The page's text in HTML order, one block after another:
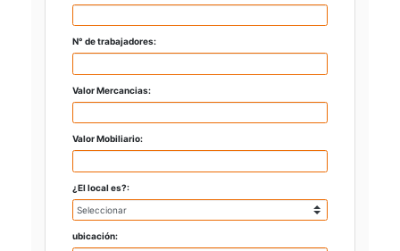
N° de trabajadores:
Valor Mercancias:
Valor Mobiliario:
¿El local es?:
ubicación: